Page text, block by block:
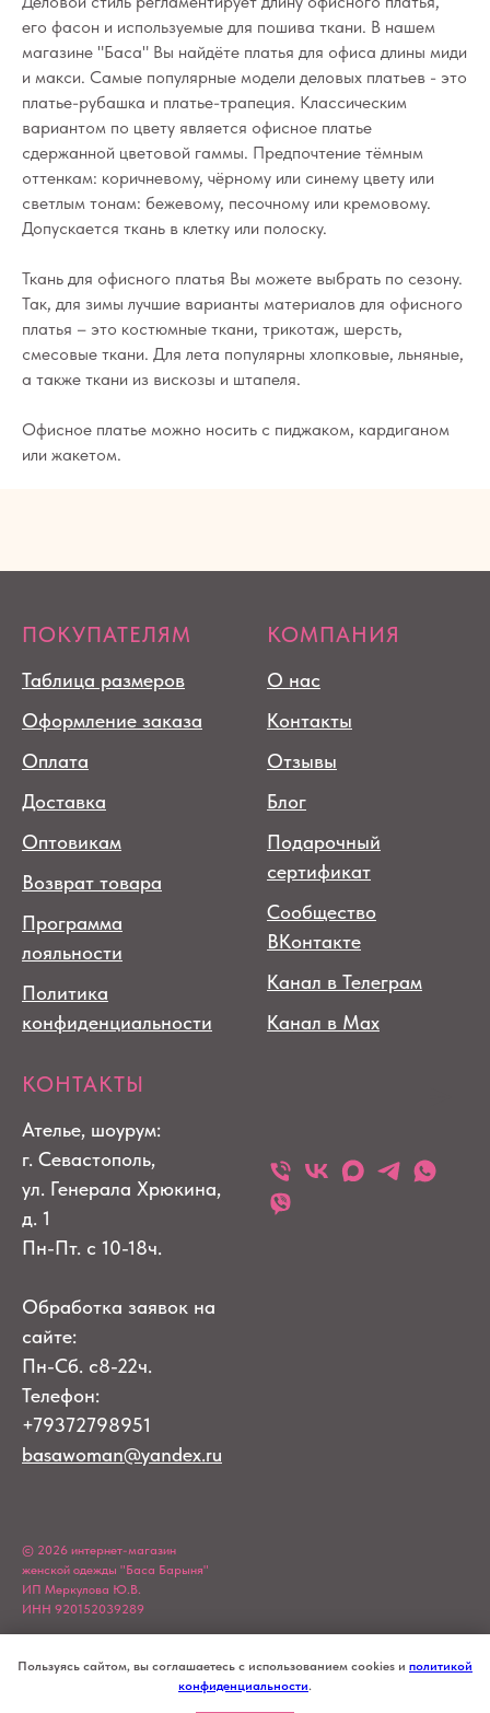
его фасон и используемые для пошива ткани. В нашем
магазине "Баса" Вы найдёте платья для офиса длины миди
и макси. Самые популярные модели деловых платьев - это
платье-рубашка и платье-трапеция. Классическим
вариантом по цвету является офисное платье
сдержанной цветовой гаммы. Предпочтение тёмным
оттенкам: коричневому, чёрному или синему цвету или
светлым тонам: бежевому, песочному или кремовому.
Допускается ткань в клетку или полоску.
Ткань для офисного платья Вы можете выбрать по сезону.
Так, для зимы лучшие варианты материалов для офисного
платья – это костюмные ткани, трикотаж, шерсть,
смесовые ткани. Для лета популярны хлопковые, льняные,
а также ткани из вискозы и штапеля.
Офисное платье можно носить с пиджаком, кардиганом
или жакетом.
Пользуясь сайтом, вы соглашаетесь с использованием cookies и политикой
конфиденциальности.
ПОКУПАТЕЛЯМ
Таблица размеров
Оформление заказа
Оплата
Доставка
Оптовикам
Возврат товара
Программа
лояльности
Политика
конфиденциальности
КОМПАНИЯ
О нас
Контакты
Отзывы
Блог
Подарочный
сертификат
Сообщество
ВКонтакте
Канал в Телеграм
Канал в Max
КОНТАКТЫ
Ателье, шоурум:
г. Севастополь,
ул. Генерала Хрюкина,
д. 1
Пн-Пт. с 10-18ч.
Обработка заявок на
сайте:
Пн-Сб. с8-22ч.
Телефон:
+79372798951
basawoman@yandex.ru
© 2026 интернет-магазин
женской одежды "Баса Барыня"
ИП Меркулова Ю.В.
ИНН 920152039289